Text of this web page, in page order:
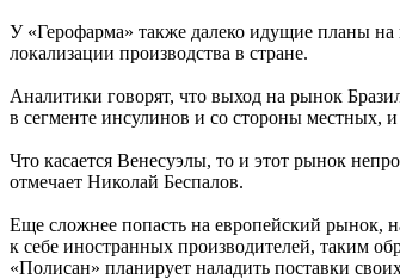
У «Герофарма» также далеко идущие планы на
локализации производства в стране.
Аналитики говорят, что выход на рынок
в сегменте инсулинов и со стороны местных,
Что касается Венесуэлы, то и этот рынок
отмечает Николай Беспалов.
Еще сложнее попасть на европейский рынок,
к себе иностранных производителей, таким
«Полисан» планирует наладить поставки